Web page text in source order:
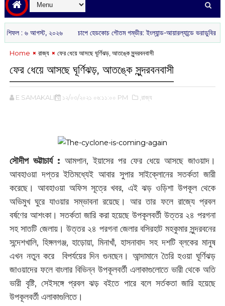
:‌ ‌‌৬ আগস্ট, ২০২৬ চাপে হেডকোচ গৌতম গম্ভীর: ইংল্যান্ড-আয়ারল্যান্ডে ভরাডুবির পর
Home রাজ্য ফের ধেয়ে আসছে ঘূর্ণিঝড়, আতঙ্কে সুন্দরবনবাসী
ফের ধেয়ে আসছে ঘূর্ণিঝড়, আতঙ্কে সুন্দরবনবাসী
E SAMAKALIN ১২/০৩/২০২১ ০৬:১১:০০ PM ,রাজ্য
সৌদীপ ভট্টাচার্য : আম‌পান, ইয়াসের পর ফের ধেয়ে আসছে জাওয়াদ।
আবহাওয়া দপ্তর ইতিমধ্যেই আবার সুপার সাইক্লোনের সতর্কতা জারী
করেছে। আবহাওয়া অফিস সূত্রে খবর, এই ঝড় ওড়িশা উপকূল থেকে
অভিমুখ ঘুরে যাওয়ার সম্ভাবনা রয়েছে। আর তার ফলে রাজ্যে প্রবল
বর্ষণের আশংকা। সতর্কতা জারি করা হয়েছে উপকূলবর্তী উত্তর ২৪ পরগনা
সহ সাতটি জেলায়। উত্তর ২৪ পরগনা জেলার বসিরহাট মহকুমার সুন্দরবনের
সন্দেশখালি, হিঙ্গলগঞ্জ, হাড়োয়া, মিনাখাঁ, হাসনাবাদ সহ দশটি ব্লকের মানুষ
এখন নতুন করে বিপর্যয়ের দিন গুনছেন। আন্দামানে তৈরি হওয়া ঘূর্ণিঝড়
জাওয়াদের ফলে বাংলার বিভিন্ন উপকূলবর্তী এলাকাগুলোতে ভারী থেকে অতি
ভারী বৃষ্টি, সেইসঙ্গে প্রবল ঝড় বইতে পারে বলে সর্তকতা জারি হয়েছে
উপকূলবর্তী এলাকাগুলিতে।